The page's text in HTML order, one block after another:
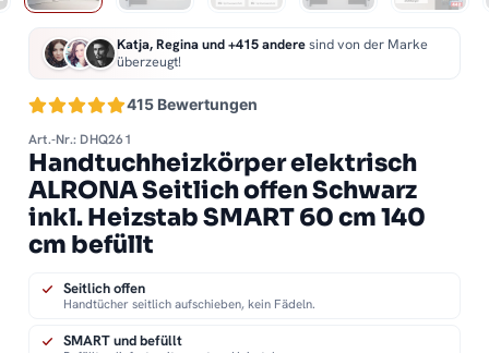
415 Bewertungen
Katja, Regina und +415 anderesind von der Marke
überzeugt!
Art.-Nr.: DHQ261
Handtuchheizkörper elektrisch
ALRONA Seitlich offen Schwarz
inkl. Heizstab SMART 60 cm 140
cm befüllt
Seitlich offen
Handtücher seitlich aufschieben, kein Fädeln.
SMART und befüllt